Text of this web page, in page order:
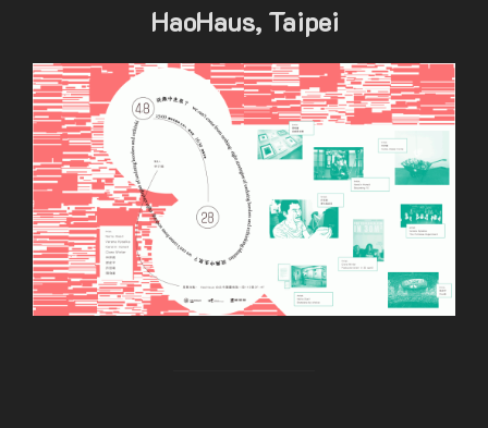
HaoHaus, Taipei